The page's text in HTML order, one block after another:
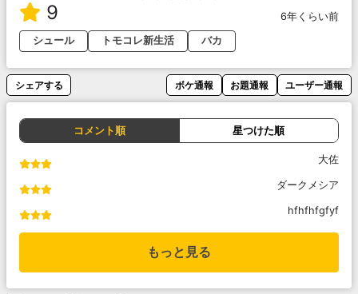
9
6年くらい前
シュール
トモコレ新生活 バカ
シェアする ボケ通報 お題通報 ユーザー通報
コメント順 星つけた順
大佐
ダークメシア
hfhfhfgfyf
もっと見る